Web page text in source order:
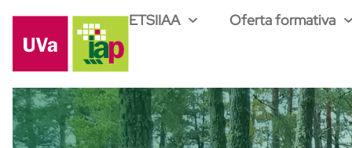
ETSIIAA Oferta formativa